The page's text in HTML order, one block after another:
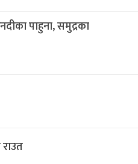
२ महिना बाँकी
पाहुना, समुद्रका